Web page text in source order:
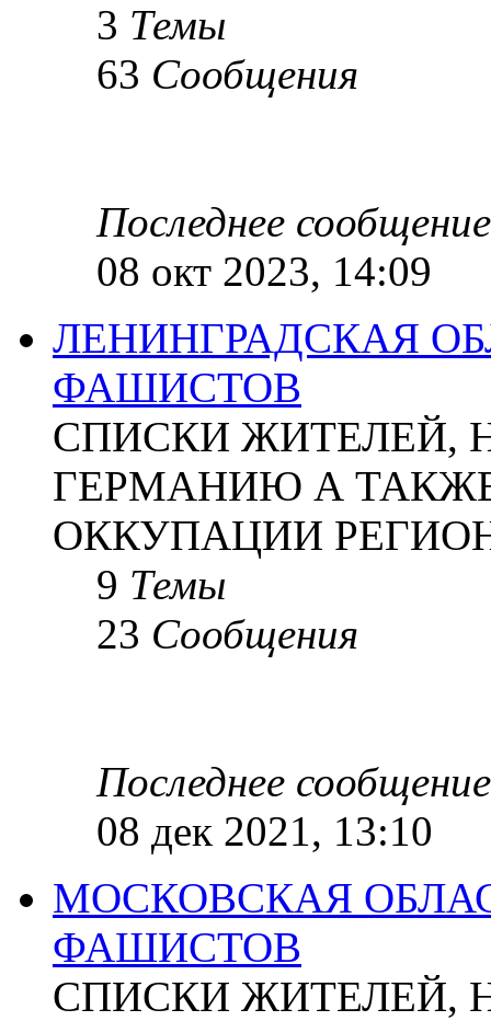
3 Темы
63 Сообщения
Последнее сообщение
08 окт 2023, 14:09
ЛЕНИНГРАДСКАЯ
ФАШИСТОВ
СПИСКИ ЖИТЕЛЕЙ,
ГЕРМАНИЮ А
ОККУПАЦИИ
9 Темы
23 Сообщения
Последнее сообщение
08 дек 2021, 13:10
МОСКОВСКАЯ
ФАШИСТОВ
СПИСКИ ЖИТЕЛЕЙ,